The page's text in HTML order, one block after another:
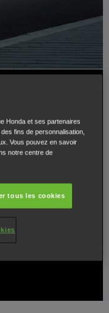
JAZZ
nouvelle Honda
parmi la
d'accessoires
quelques
ajoutez des jantes
Honda et ses partenaires
fins de personnalisation,
Vous pouvez en savoir
notre centre de
tous les cookies